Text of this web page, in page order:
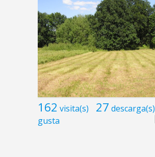
162 visita(s) 27 descarga(s)
gusta